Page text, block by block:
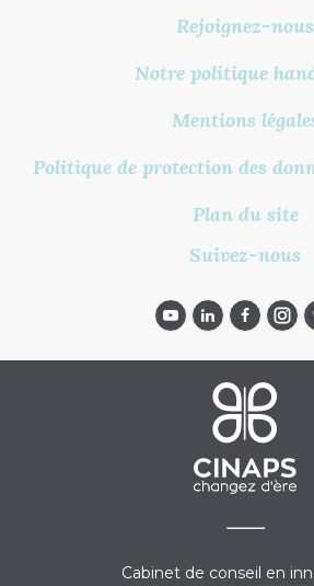
Cabinet de conseil en
Rejoignez-nous
Notre politique
Mentions
Politique de protection des
Plan du site
Suivez-nous